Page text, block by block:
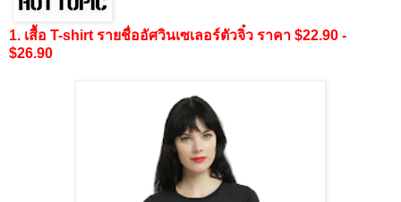
1. เสื้อ T-shirt รายชื่ออัศวินเซเลอร์ตัวจิ๋ว ราคา $22.90 -
$26.90